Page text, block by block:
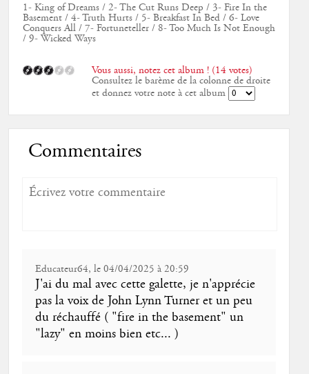
1- King of Dreams / 2- The Cut Runs Deep / 3- Fire In the
Basement / 4- Truth Hurts / 5- Breakfast In Bed / 6- Love
Conquers All / 7- Fortuneteller / 8- Too Much Is Not Enough
/ 9- Wicked Ways
Vous aussi, notez cet album ! (14 votes)
Consultez le barème de la colonne de droite
et donnez votre note à cet album
Commentaires
Educateur64, le 04/04/2025 à 20:59
J'ai du mal avec cette galette, je n'apprécie
pas la voix de John Lynn Turner et un peu
du réchauffé ( "fire in the basement" un
"lazy" en moins bien etc... )